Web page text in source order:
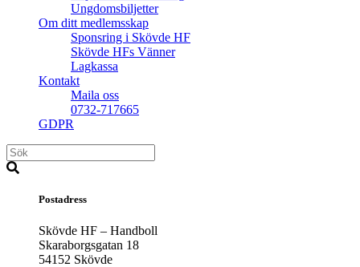
Ungdomsbiljetter
Om ditt medlemsskap
Sponsring i Skövde HF
Skövde HFs Vänner
Lagkassa
Kontakt
Maila oss
0732-717665
GDPR
Postadress
Skövde HF – Handboll
Skaraborgsgatan 18
54152 Skövde